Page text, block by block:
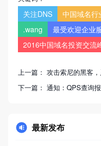
关注DNS 中国域名行
.wang
最受欢迎企业
2016中国域名投资交流
上一篇：攻击索尼的黑客
下一篇：通知：QPS查询
最新发布